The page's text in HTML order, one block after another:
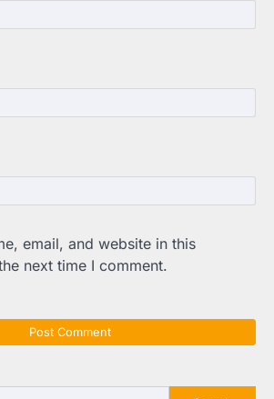
email, and website in this
next time I comment.